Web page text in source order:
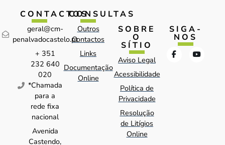
CONTACTOS
geral@cm-
penalvadocastelo.pt
+ 351
232 640
020
*Chamada
para a
rede fixa
nacional
Avenida
Castendo,
CONSULTAS
Outros
Contactos
Links
Documentação
Online
SOBRE
O
SÍTIO
Aviso Legal
Acessibilidade
Política de
Privacidade
Resolução
de Litígios
Online
SIGA-
NOS